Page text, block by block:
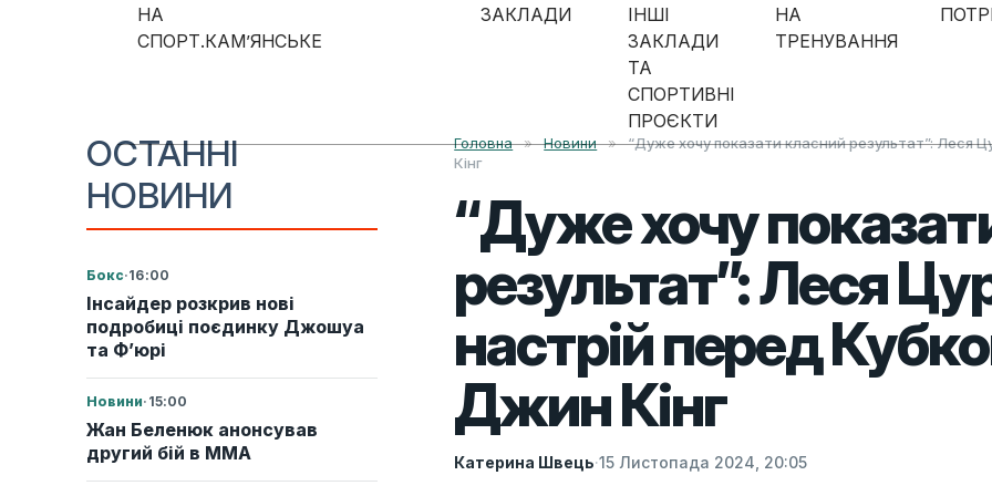
Skip to content
НА
СПОРТ.КАМ’ЯНСЬКЕ
ЗАКЛАДИ
ІНШІ
ЗАКЛАДИ
ТА
СПОРТИВНІ
ПРОЄКТИ
НА
ТРЕНУВАННЯ
ОСТАННІ
НОВИНИ
Бокс·16:00
Інсайдер розкрив нові
подробиці поєдинку Джошуа
та Ф’юрі
Новини· 15:00
Жан Беленюк анонсував
другий бій в ММА
Головна » Новини » “Дуже хочу показати класний результат”: Леся
Кінг
“Дуже хочу
результат”: Леся
настрій перед
Джин Кінг
Катерина Швець·15 Листопада 2024, 20:05